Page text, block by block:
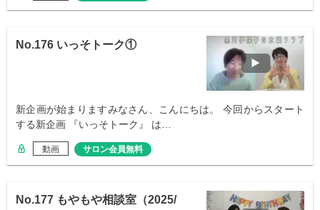
No.176 いっそトーク①
新企画が始まりますみなさん、こんにちは。 今回からスタート
する新企画 『いっそトーク』 は…
動画 サロン会員無料
No.177 もやもや相談室（2025/